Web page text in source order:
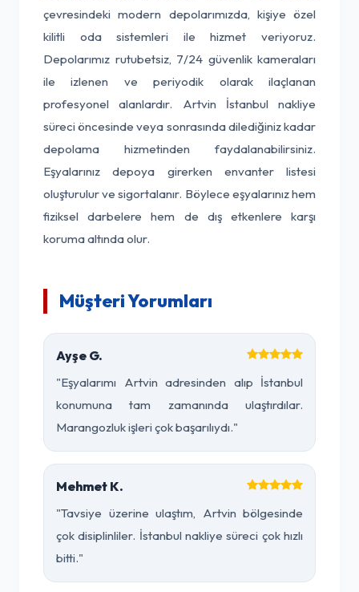
çevresindeki modern depolarımızda, kişiye özel
kilitli oda sistemleri ile hizmet veriyoruz.
Depolarımız rutubetsiz, 7/24 güvenlik kameraları
ile izlenen ve periyodik olarak ilaçlanan
profesyonel alanlardır. Artvin İstanbul nakliye
süreci öncesinde veya sonrasında dilediğiniz kadar
depolama hizmetinden faydalanabilirsiniz.
Eşyalarınız depoya girerken envanter listesi
oluşturulur ve sigortalanır. Böylece eşyalarınız hem
fiziksel darbelere hem de dış etkenlere karşı
koruma altında olur.
Müşteri Yorumları
Ayşe G.
"Eşyalarımı Artvin adresinden alıp İstanbul
konumuna tam zamanında ulaştırdılar.
Marangozluk işleri çok başarılıydı."
Mehmet K.
"Tavsiye üzerine ulaştım, Artvin bölgesinde
çok disiplinliler. İstanbul nakliye süreci çok hızlı
bitti."